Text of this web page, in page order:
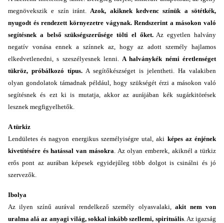
megnövekszik e szín iránt. Azok, akiknek kedvenc színük a sötétkék,
nyugodt és rendezett környezetre vágynak. Rendszerint a másokon való
segítésnek a belső szükségszerűsége tölti el őket.Az egyetlen halvány
negatív vonása ennek a színnek az, hogy az adott személy hajlamos
elkedvetlenedni, s szeszélyesnek lenni.
A halványkék némi éretlenséget
tükröz, próbálkozó típus. A segítőkészséget is jelentheti. Ha valakiben
olyan gondolatok támadnak például, hogy szükségét érzi a másokon való
segítésnek és ezt ki is mutatja, akkor az aurájában kék sugárkitörések
lesznek megfigyelhetők.
A türkiz
Lendületes és nagyon energikus személyiségre utal, aki képes az énjének
kivetítésére és hatással van másokra . Az olyan emberek, akiknél a türkiz
erős pont az aurában képesek egyidejűleg több dolgot is csinálni és jó
szervezők.
Ibolya
Az ilyen színű aurával rendelkező személy olyasvalaki,akit nem von
uralma alá az anyagi világ, sokkal inkább szellemi, spirituális. Az igazság